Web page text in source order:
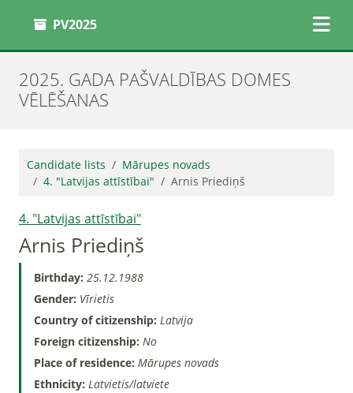
PV2025
2025. GADA PAŠVALDĪBAS DOMES
VĒLĒŠANAS
Candidate lists
Mārupes novads
4. "Latvijas attīstībai"
Arnis Priediņš
4. "Latvijas attīstībai"
Arnis Priediņš
Birthday: 25.12.1988
Gender: Vīrietis
Country of citizenship: Latvija
Foreign citizenship: No
Place of residence: Mārupes novads
Ethnicity: Latvietis/latviete